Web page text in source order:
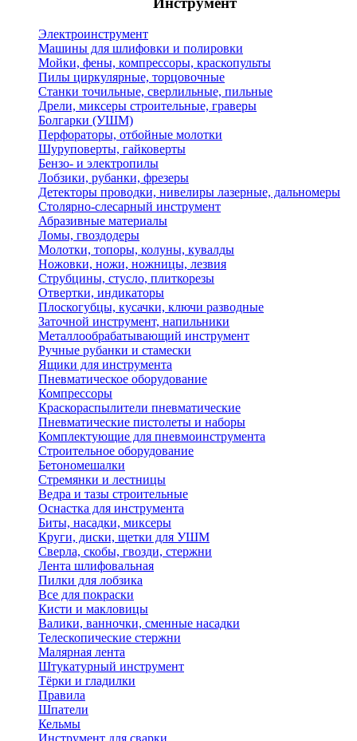
Электроинструмент
Машины для шлифовки и полировки
Мойки, фены, компрессоры, краскопульты
Пилы циркулярные, торцовочные
Станки точильные, сверлильные, пильные
Дрели, миксеры строительные, граверы
Болгарки (УШМ)
Перфораторы, отбойные молотки
Шуруповерты, гайковерты
Бензо- и электропилы
Лобзики, рубанки, фрезеры
Детекторы проводки, нивелиры лазерные, дальномеры
Столярно-слесарный инструмент
Абразивные материалы
Ломы, гвоздодеры
Молотки, топоры, колуны, кувалды
Ножовки, ножи, ножницы, лезвия
Струбцины, стусло, плиткорезы
Отвертки, индикаторы
Плоскогубцы, кусачки, ключи разводные
Заточной инструмент, напильники
Металлообрабатывающий инструмент
Ручные рубанки и стамески
Ящики для инструмента
Пневматическое оборудование
Компрессоры
Краскораспылители пневматические
Пневматические пистолеты и наборы
Комплектующие для пневмоинструмента
Строительное оборудование
Бетономешалки
Стремянки и лестницы
Ведра и тазы строительные
Оснастка для инструмента
Биты, насадки, миксеры
Круги, диски, щетки для УШМ
Сверла, скобы, гвозди, стержни
Лента шлифовальная
Пилки для лобзика
Все для покраски
Кисти и макловицы
Валики, ванночки, сменные насадки
Телескопические стержни
Малярная лента
Штукатурный инструмент
Тёрки и гладилки
Правила
Шпатели
Кельмы
Инструмент для сварки